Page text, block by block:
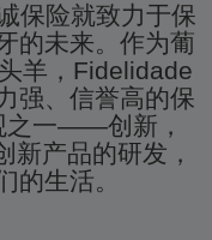
保险就致力于保
的未来。作为葡
羊，Fidelidade
强、信誉高的保
之一——创新，
新产品的研发，
的生活。